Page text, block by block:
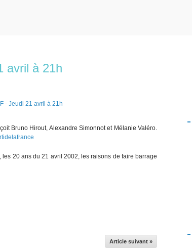
avril à 21h
Bruno Hirout, Alexandre Simonnot et Mélanie Valéro.
20 ans du 21 avril 2002, les raisons de faire barrage
Article suivant »